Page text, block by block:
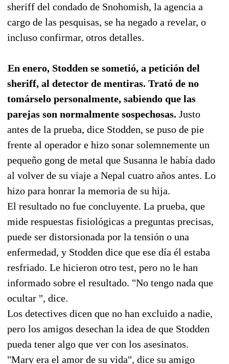
sheriff del condado de Snohomish, la agencia a
cargo de las pesquisas, se ha negado a revelar, o
incluso confirmar, otros detalles.
En enero, Stodden se sometió, a petición del
sheriff, al detector de mentiras. Trató de no
tomárselo personalmente, sabiendo que las
parejas son normalmente sospechosas. Justo
antes de la prueba, dice Stodden, se puso de pie
frente al operador e hizo sonar solemnemente un
pequeño gong de metal que Susanna le había dado
al volver de su viaje a Nepal cuatro años antes. Lo
hizo para honrar la memoria de su hija.
El resultado no fue concluyente. La prueba, que
mide respuestas fisiológicas a preguntas precisas,
puede ser distorsionada por la tensión o una
enfermedad, y Stodden dice que ese día él estaba
resfriado. Le hicieron otro test, pero no le han
informado sobre el resultado. "No tengo nada que
ocultar ", dice.
Los detectives dicen que no han excluido a nadie,
pero los amigos desechan la idea de que Stodden
pueda tener algo que ver con los asesinatos.
"Mary era el amor de su vida", dice su amigo